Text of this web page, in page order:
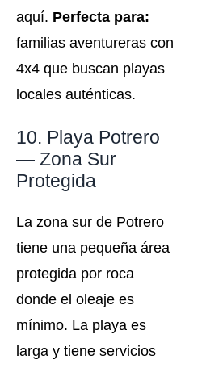
aquí. Perfecta para:
familias aventureras con
4x4 que buscan playas
locales auténticas.
10. Playa Potrero
— Zona Sur
Protegida
La zona sur de Potrero
tiene una pequeña área
protegida por roca
donde el oleaje es
mínimo. La playa es
larga y tiene servicios